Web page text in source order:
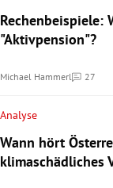
Rechenbeispiele:
"Aktivpension"?
Michael Hammerl 27
Analyse
Wann hört
klimaschädliches